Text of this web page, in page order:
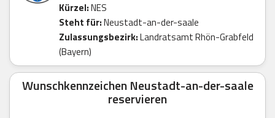
Kürzel:NES
Steht für:Neustadt-an-der-saale
Zulassungsbezirk:Landratsamt Rhön-Grabfeld
(Bayern)
Wunschkennzeichen Neustadt-an-der-saale
reservieren